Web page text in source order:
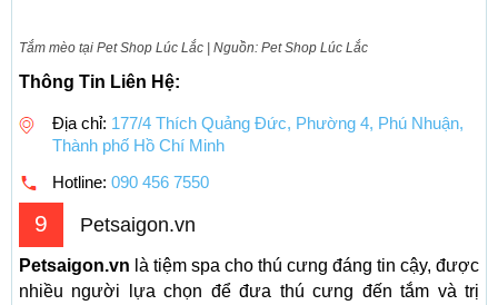
Tắm mèo tại Pet Shop Lúc Lắc | Nguồn: Pet Shop Lúc Lắc
Thông Tin Liên Hệ:
Địa chỉ: 177/4 Thích Quảng Đức, Phường 4, Phú Nhuận,
Thành phố Hồ Chí Minh
Hotline: 090 456 7550
9 Petsaigon.vn
Petsaigon.vn là tiệm spa cho thú cưng đáng tin cậy, được
nhiều người lựa chọn để đưa thú cưng đến tắm và trị